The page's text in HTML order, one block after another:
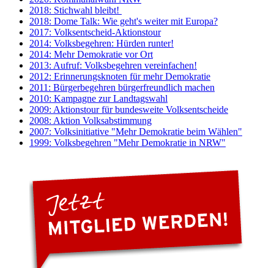
2018: Stichwahl bleibt!
2018: Dome Talk: Wie geht's weiter mit Europa?
2017: Volksentscheid-Aktionstour
2014: Volksbegehren: Hürden runter!
2014: Mehr Demokratie vor Ort
2013: Aufruf: Volksbegehren vereinfachen!
2012: Erinnerungsknoten für mehr Demokratie
2011: Bürgerbegehren bürgerfreundlich machen
2010: Kampagne zur Landtagswahl
2009: Aktionstour für bundesweite Volksentscheide
2008: Aktion Volksabstimmung
2007: Volksinitiative "Mehr Demokratie beim Wählen"
1999: Volksbegehren "Mehr Demokratie in NRW"